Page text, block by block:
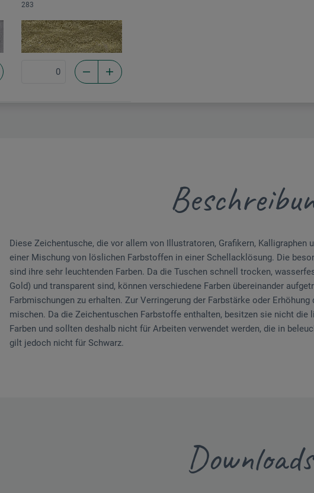
283
Diese Zeichentusche, die vor allem von Illustratoren, Grafikern, Kalligraphen
einer Mischung von löslichen Farbstoffen in einer Schellacklösung. Die
sind ihre sehr leuchtenden Farben. Da die Tuschen schnell trocken,
Gold) und transparent sind, können verschiedene Farben übereinander
Farbmischungen zu erhalten. Zur Verringerung der Farbstärke oder
mischen. Da die Zeichentuschen Farbstoffe enthalten, besitzen sie nicht
Farben und sollten deshalb nicht für Arbeiten verwendet werden, die in
gilt jedoch nicht für Schwarz.
Downloads